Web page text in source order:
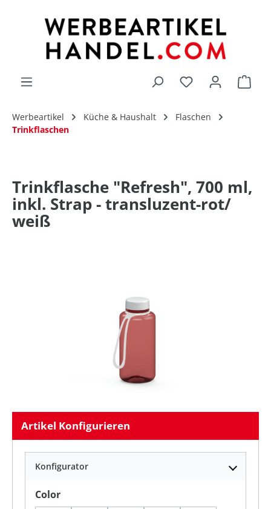
Du hast 0
Werbeartikel Küche & Haushalt
Flaschen
Trinkflaschen
Trinkflasche "Refresh", 700 ml,
inkl. Strap - transluzent-rot/
weiß
Artikel Konfigurieren
Konfigurator
Colorauswählen